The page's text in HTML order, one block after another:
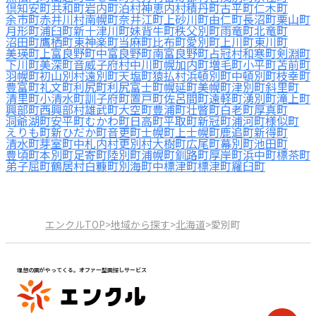
倶知安町共和町岩内町泊村神恵内村積丹町古平町仁木町
余市町赤井川村南幌町奈井江町上砂川町由仁町長沼町栗山町
月形町浦臼町新十津川町妹背牛町秩父別町雨竜町北竜町
沼田町鷹栖町東神楽町当麻町比布町愛別町上川町東川町
美瑛町上富良野町中富良野町南富良野町占冠村和寒町剣淵町
下川町美深町音威子府村中川町幌加内町増毛町小平町苫前町
羽幌町初山別村遠別町天塩町猿払村浜頓別町中頓別町枝幸町
豊富町礼文町利尻町利尻富士町幌延町美幌町津別町斜里町
清里町小清水町訓子府町置戸町佐呂間町遠軽町湧別町滝上町
興部町西興部村雄武町大空町豊浦町壮瞥町白老町厚真町
洞爺湖町安平町むかわ町日高町平取町新冠町浦河町様似町
えりも町新ひだか町音更町士幌町上士幌町鹿追町新得町
清水町芽室町中札内村更別村大樹町広尾町幕別町池田町
豊頃町本別町足寄町陸別町浦幌町釧路町厚岸町浜中町標茶町
弟子屈町鶴居村白糠町別海町中標津町標津町羅臼町
エンクルTOP>地域から探す>北海道>愛別町
理想の園がやってくる。オファー型園探しサービス